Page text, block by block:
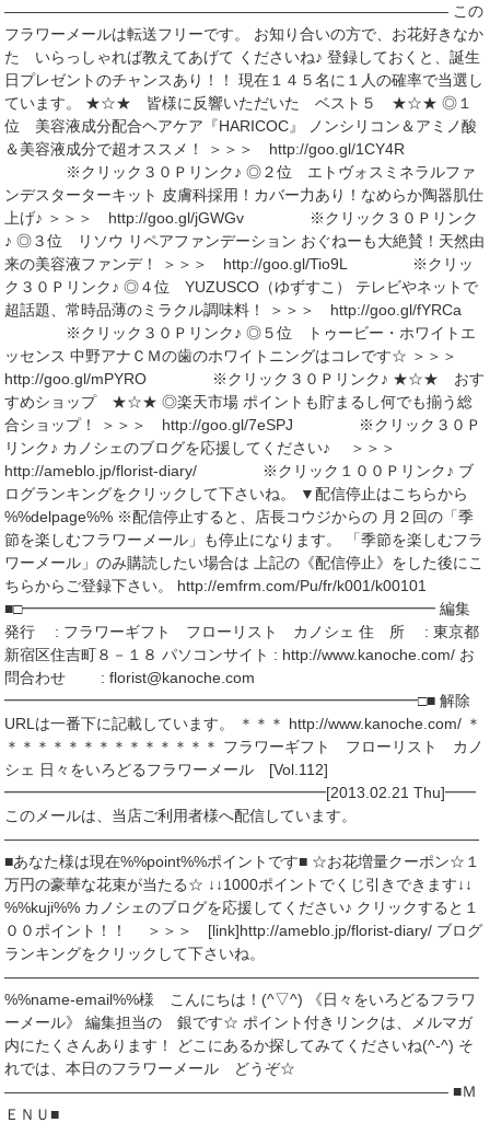
――――――――――――――――――――――――――――― この
フラワーメールは転送フリーです。 お知り合いの方で、お花好きなか
た いらっしゃれば教えてあげて くださいね♪ 登録しておくと、誕生
日プレゼントのチャンスあり！！ 現在１４５名に１人の確率で当選し
ています。 ★☆★ 皆様に反響いただいた ベスト５ ★☆★ ◎１
位 美容液成分配合ヘアケア『HARICOC』 ノンシリコン＆アミノ酸
＆美容液成分で超オススメ！ ＞＞＞ http://goo.gl/1CY4R
※クリック３０Ｐリンク♪ ◎２位 エトヴォスミネラルファ
ンデスターターキット 皮膚科採用！カバー力あり！なめらか陶器肌仕
上げ♪ ＞＞＞ http://goo.gl/jGWGv ※クリック３０Ｐリンク
♪ ◎３位 リソウ リペアファンデーション おぐねーも大絶賛！天然由
来の美容液ファンデ！ ＞＞＞ http://goo.gl/Tio9L ※クリッ
ク３０Ｐリンク♪ ◎４位 YUZUSCO（ゆずすこ） テレビやネットで
超話題、常時品薄のミラクル調味料！ ＞＞＞ http://goo.gl/fYRCa
※クリック３０Ｐリンク♪ ◎５位 トゥービー・ホワイトエ
ッセンス 中野アナＣＭの歯のホワイトニングはコレです☆ ＞＞＞
http://goo.gl/mPYRO ※クリック３０Ｐリンク♪ ★☆★ おす
すめショップ ★☆★ ◎楽天市場 ポイントも貯まるし何でも揃う総
合ショップ！ ＞＞＞ http://goo.gl/7eSPJ ※クリック３０Ｐ
リンク♪ カノシェのブログを応援してください♪ ＞＞＞
http://ameblo.jp/florist-diary/ ※クリック１００Ｐリンク♪ ブ
ログランキングをクリックして下さいね。 ▼配信停止はこちらから
%%delpage%% ※配信停止すると、店長コウジからの 月２回の「季
節を楽しむフラワーメール」も停止になります。 「季節を楽しむフラ
ワーメール」のみ購読したい場合は 上記の《配信停止》をした後にこ
ちらからご登録下さい。 http://emfrm.com/Pu/fr/k001/k00101
■□━━━━━━━━━━━━━━━━━━━━━━━━━━━ 編集
発行 : フラワーギフト フローリスト カノシェ 住 所 : 東京都
新宿区住吉町８－１８ パソコンサイト : http://www.kanoche.com/ お
問合わせ : florist@kanoche.com
━━━━━━━━━━━━━━━━━━━━━━━━━━━□■ 解除
URLは一番下に記載しています。 ＊＊＊ http://www.kanoche.com/ ＊
＊＊＊＊＊＊＊＊＊＊＊＊＊＊ フラワーギフト フローリスト カノ
シェ 日々をいろどるフラワーメール [Vol.112]
━━━━━━━━━━━━━━━━━━━━━[2013.02.21 Thu]━━
このメールは、当店ご利用者様へ配信しています。
―――――――――――――――――――――――――――――――
■あなた様は現在%%point%%ポイントです■ ☆お花増量クーポン☆１
万円の豪華な花束が当たる☆ ↓↓1000ポイントでくじ引きできます↓↓
%%kuji%% カノシェのブログを応援してください♪ クリックすると１
００ポイント！！ ＞＞＞ [link]http://ameblo.jp/florist-diary/ ブログ
ランキングをクリックして下さいね。
―――――――――――――――――――――――――――――――
%%name-email%%様 こんにちは！(^▽^) 《日々をいろどるフラワ
ーメール》 編集担当の 銀です☆ ポイント付きリンクは、メルマガ
内にたくさんあります！ どこにあるか探してみてくださいね(^-^) そ
れでは、本日のフラワーメール どうぞ☆
――――――――――――――――――――――――――――― ■Ｍ
ＥＮＵ■